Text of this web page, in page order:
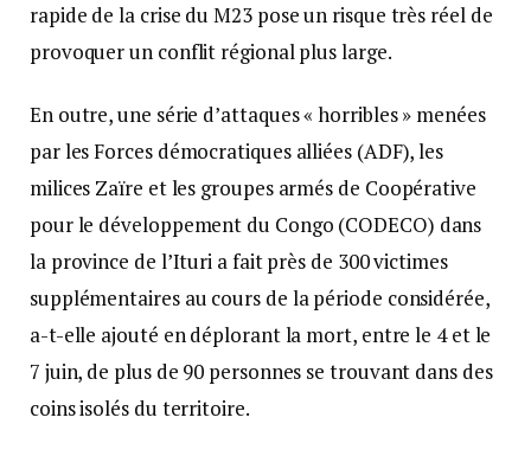
rapide de la crise du M23 pose un risque très réel de
provoquer un conflit régional plus large.
En outre, une série d’attaques « horribles » menées
par les Forces démocratiques alliées (ADF), les
milices Zaïre et les groupes armés de Coopérative
pour le développement du Congo (CODECO) dans
la province de l’Ituri a fait près de 300 victimes
supplémentaires au cours de la période considérée,
a-t-elle ajouté en déplorant la mort, entre le 4 et le
7 juin, de plus de 90 personnes se trouvant dans des
coins isolés du territoire.